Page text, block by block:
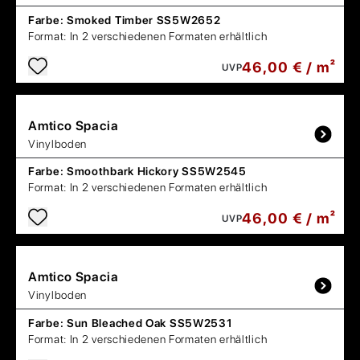
Farbe: Smoked Timber SS5W2652
Format: In 2 verschiedenen Formaten erhältlich
UVP46,00 € / m²
Amtico Spacia
Vinylboden
Farbe: Smoothbark Hickory SS5W2545
Format: In 2 verschiedenen Formaten erhältlich
UVP46,00 € / m²
Amtico Spacia
Vinylboden
Farbe: Sun Bleached Oak SS5W2531
Format: In 2 verschiedenen Formaten erhältlich